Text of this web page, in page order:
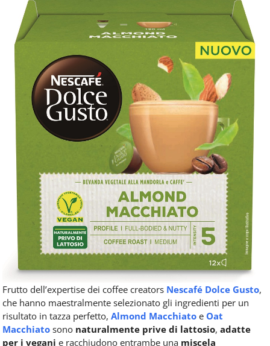
Frutto dell’expertise dei coffee creators Nescafé Dolce Gusto,
che hanno maestralmente selezionato gli ingredienti per un
risultato in tazza perfetto, Almond Macchiato e Oat
Macchiato sono naturalmente prive di lattosio, adatte
per i vegani e racchiudono entrambe una miscela